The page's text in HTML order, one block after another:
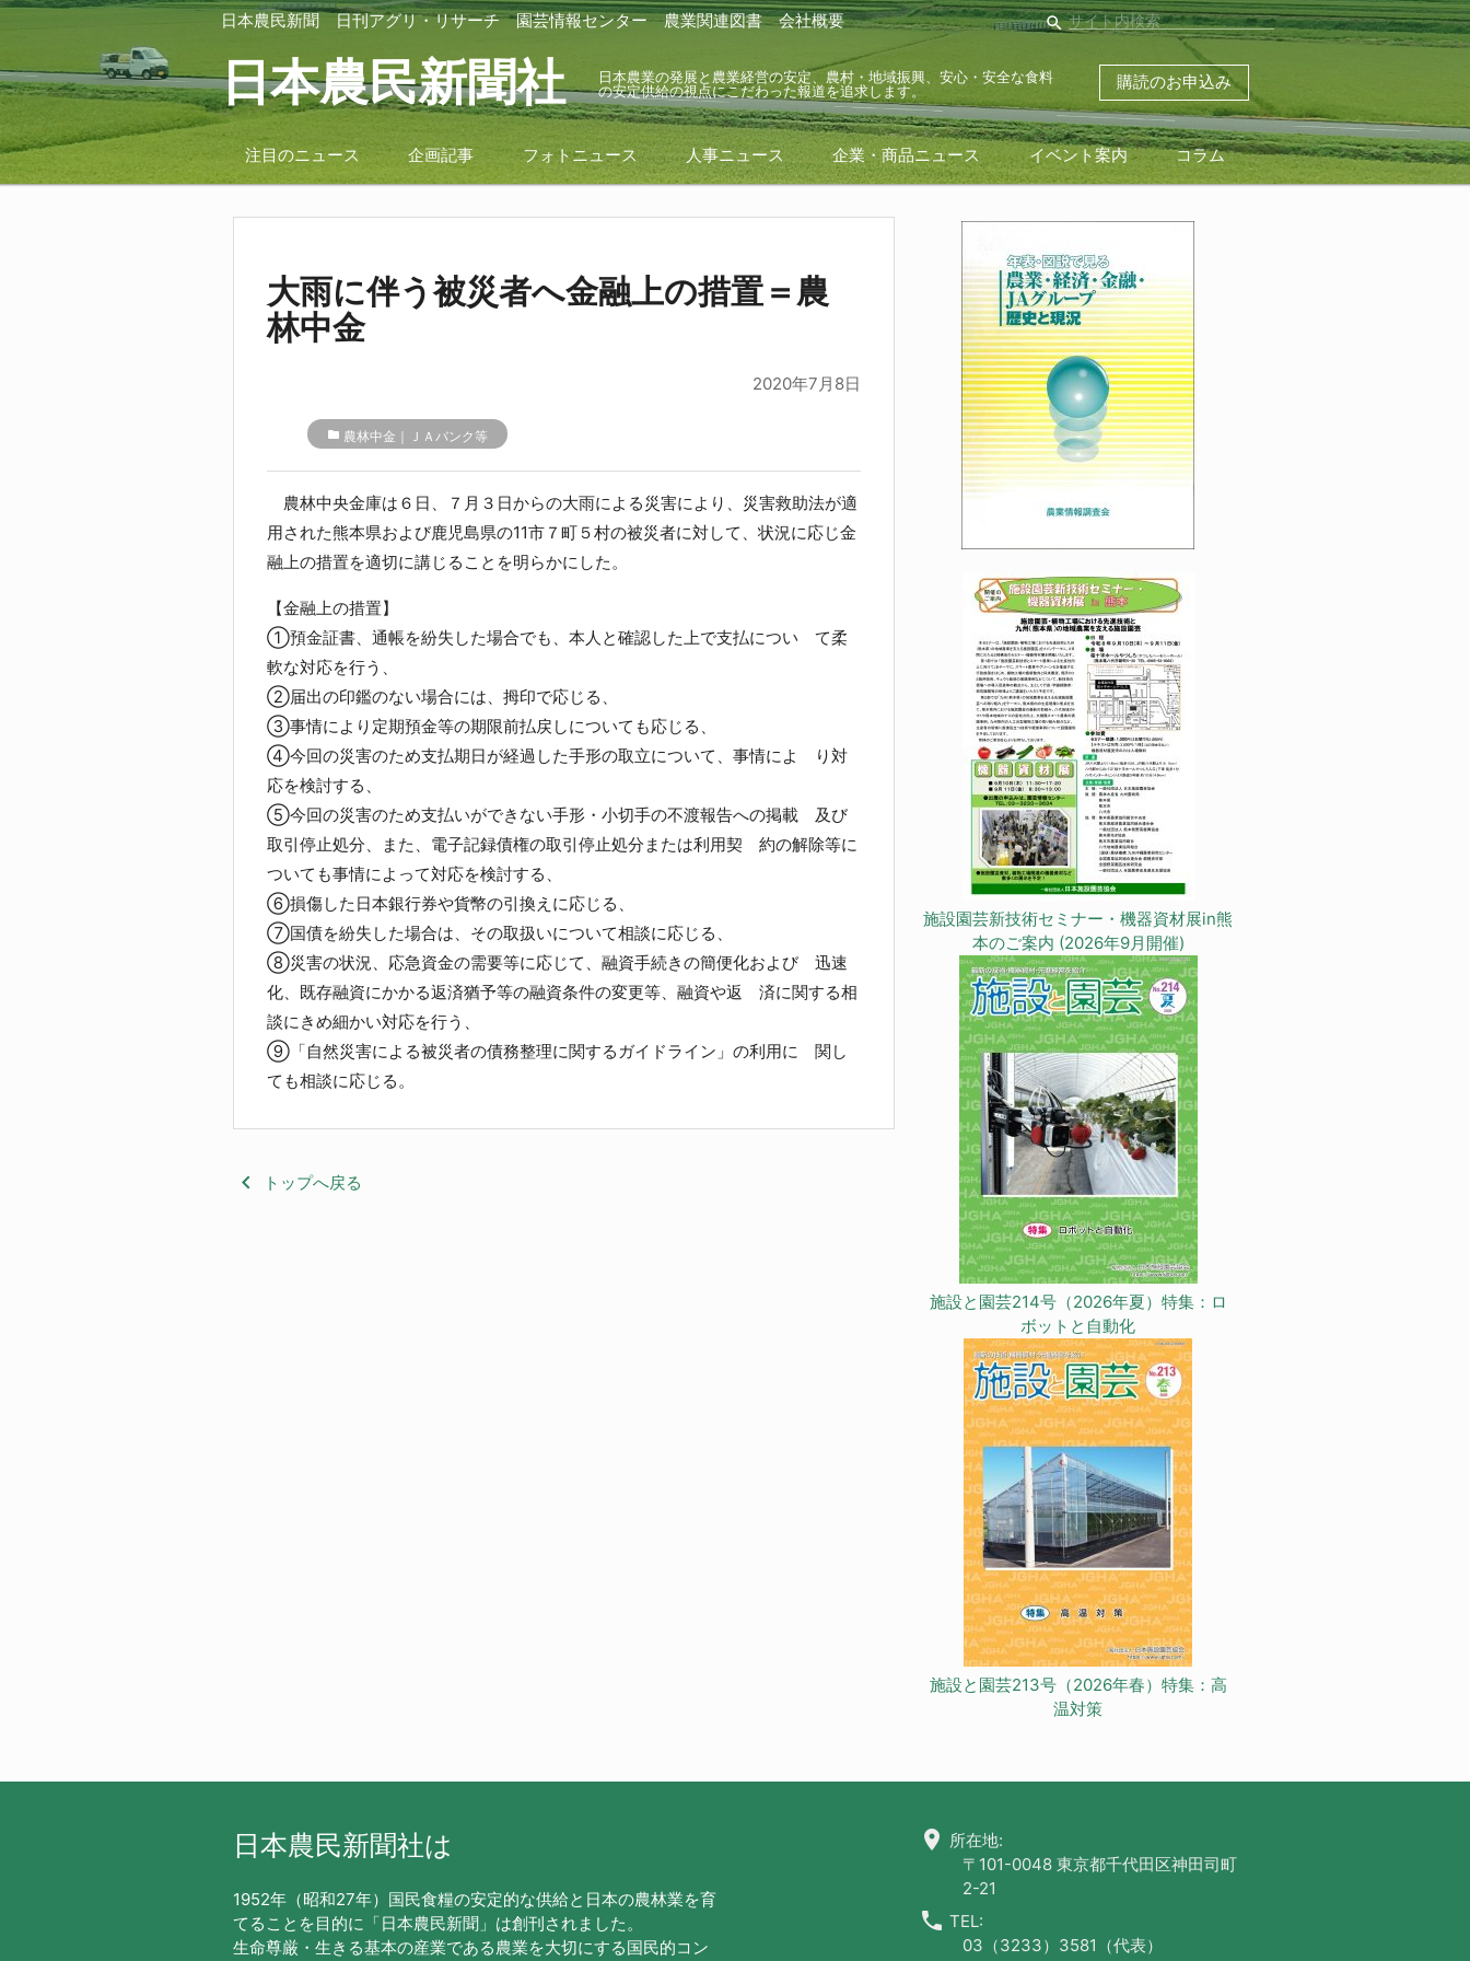
日本農民新聞 日刊アグリ・リサーチ 園芸情報センター 農業関連図書 会社概要 search
日本農民新聞社
日本農業の発展と農業経営の安定、農村・地域振興、安心・安全な食料
の安定供給の視点にこだわった報道を追求します。
購読のお申込み
注目のニュース 企画記事 フォトニュース 人事ニュース 企業・商品ニュース イベント案内 コラム
大雨に伴う被災者へ金融上の措置＝農
林中金
2020年7月8日
folder 農林中金｜ＪＡバンク等
農林中央金庫は６日、７月３日からの大雨による災害により、災害救助法が適
用された熊本県および鹿児島県の11市７町５村の被災者に対して、状況に応じ金
融上の措置を適切に講じることを明らかにした。
【金融上の措置】
①預金証書、通帳を紛失した場合でも、本人と確認した上で支払につい て柔
軟な対応を行う、
②届出の印鑑のない場合には、拇印で応じる、
③事情により定期預金等の期限前払戻しについても応じる、
④今回の災害のため支払期日が経過した手形の取立について、事情によ り対
応を検討する、
⑤今回の災害のため支払いができない手形・小切手の不渡報告への掲載 及び
取引停止処分、また、電子記録債権の取引停止処分または利用契 約の解除等に
ついても事情によって対応を検討する、
⑥損傷した日本銀行券や貨幣の引換えに応じる、
⑦国債を紛失した場合は、その取扱いについて相談に応じる、
⑧災害の状況、応急資金の需要等に応じて、融資手続きの簡便化および 迅速
化、既存融資にかかる返済猶予等の融資条件の変更等、融資や返 済に関する相
談にきめ細かい対応を行う、
⑨「自然災害による被災者の債務整理に関するガイドライン」の利用に 関し
ても相談に応じる。
keyboard_arrow_left トップへ戻る
施設園芸新技術セミナー・機器資材展in熊
本のご案内 (2026年9月開催)
施設と園芸214号（2026年夏）特集：ロ
ボットと自動化
施設と園芸213号（2026年春）特集：高
温対策
日本農民新聞社は
1952年（昭和27年）国民食糧の安定的な供給と日本の農林業を育
てることを目的に「日本農民新聞」は創刊されました。
生命尊厳・生きる基本の産業である農業を大切にする国民的コン
location_on 所在地:
〒101-0048 東京都千代田区神田司町
2-21
call TEL:
03（3233）3581（代表）